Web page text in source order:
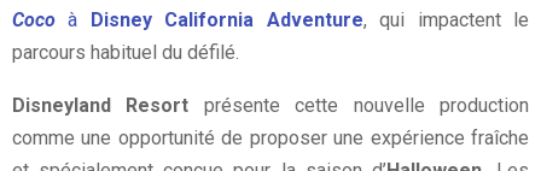
Coco à Disney California Adventure, qui impactent le
parcours habituel du défilé.
Disneyland Resort présente cette nouvelle production
comme une opportunité de proposer une expérience fraîche